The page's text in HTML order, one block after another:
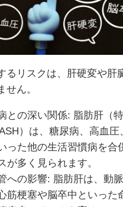
るリスクは、肝硬変や肝
ん。
との深い関係: 脂肪肝（
）は、糖尿病、高血圧
った他の生活習慣病を合
が多く見られます。
への影響: 脂肪肝は、動
筋梗塞や脳卒中といった